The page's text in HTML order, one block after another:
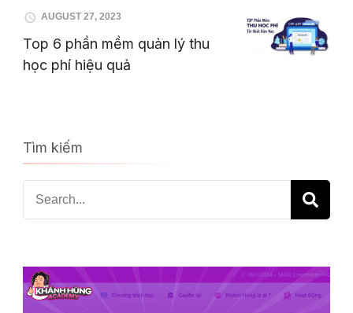
AUGUST 27, 2023
Top 6 phần mềm quản lý thu
học phí hiệu quả
Tìm kiếm
Search
for: